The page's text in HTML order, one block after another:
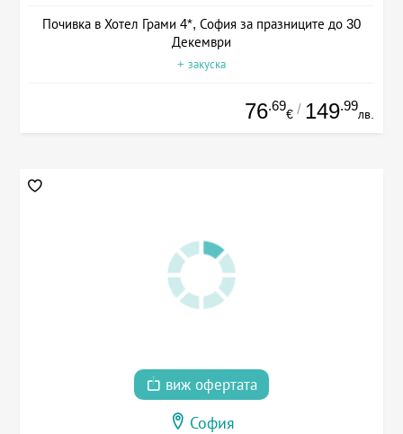
Почивка в Хотел Грами 4*, София за празниците до 30
Декември
+ закуска
76.69
€ / 149.99
лв.
виж офертата
София